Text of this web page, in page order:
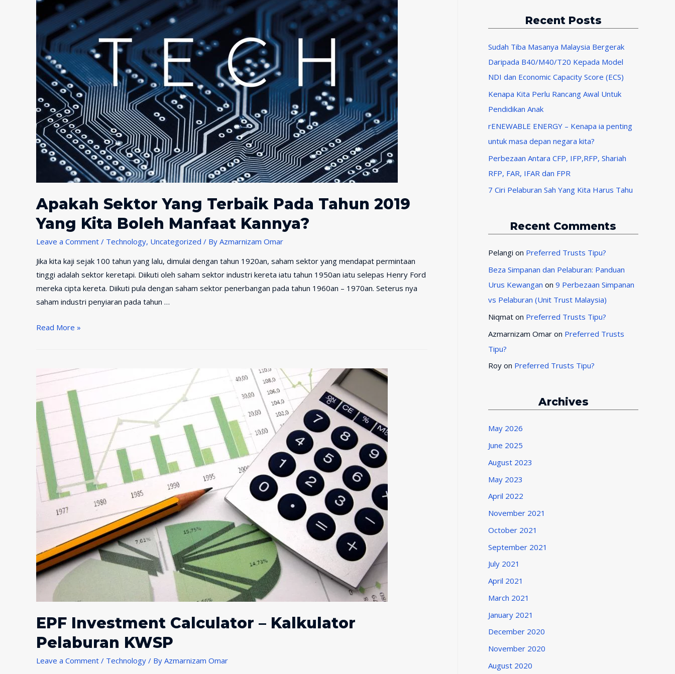
Apakah Sektor Yang Terbaik Pada Tahun 2019
Yang Kita Boleh Manfaat Kannya?
Leave a Comment / Technology, Uncategorized / By Azmarnizam Omar
Jika kita kaji sejak 100 tahun yang lalu, dimulai dengan tahun 1920an, saham sektor yang mendapat permintaan
tinggi adalah sektor keretapi. Diikuti oleh saham sektor industri kereta iatu tahun 1950an iatu selepas Henry Ford
mereka cipta kereta. Diikuti pula dengan saham sektor penerbangan pada tahun 1960an – 1970an. Seterus nya
saham industri penyiaran pada tahun …
Apakah
Pada
Tahun
2019
Yang
Kita
Boleh
Manfaat
kannya?
Read More »
EPF Investment Calculator – Kalkulator
Pelaburan KWSP
Leave a Comment / Technology / By Azmarnizam Omar
o
r
i
e
s
Recent Posts
Sudah Tiba Masanya Malaysia Bergerak
Daripada B40/M40/T20 Kepada Model
NDI dan Economic Capacity Score (ECS)
Kenapa Kita Perlu Rancang Awal Untuk
Pendidikan Anak
rENEWABLE ENERGY – Kenapa ia penting
untuk masa depan negara kita?
Perbezaan Antara CFP, IFP,RFP, Shariah
RFP, FAR, IFAR dan FPR
7 Ciri Pelaburan Sah Yang Kita Harus Tahu
Recent Comments
Pelangi on Preferred Trusts Tipu?
Beza Simpanan dan Pelaburan: Panduan
Urus Kewangan on 9 Perbezaan Simpanan
vs Pelaburan (Unit Trust Malaysia)
Niqmat on Preferred Trusts Tipu?
Azmarnizam Omar on Preferred Trusts
Tipu?
Roy on Preferred Trusts Tipu?
Archives
May 2026
June 2025
August 2023
May 2023
April 2022
November 2021
October 2021
September 2021
July 2021
April 2021
March 2021
January 2021
December 2020
November 2020
August 2020